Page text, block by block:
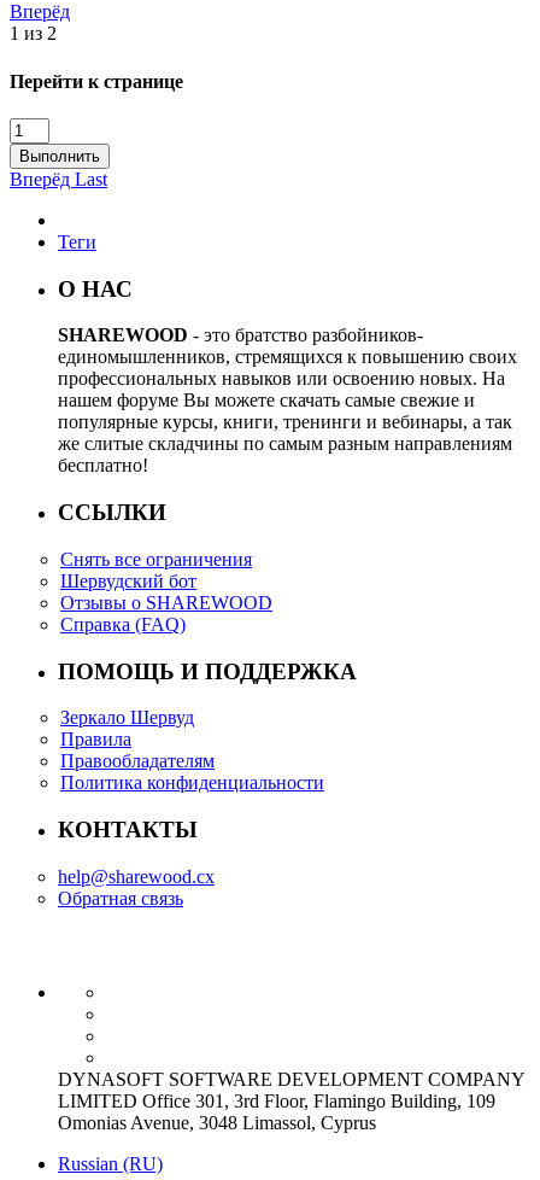
Вперёд
1 из 2
Перейти к странице
Выполнить
Вперёд Last
Теги
О НАС
SHAREWOOD - это братство разбойников-
единомышленников, стремящихся к повышению своих
профессиональных навыков или освоению новых. На
нашем форуме Вы можете скачать самые свежие и
популярные курсы, книги, тренинги и вебинары, а так
же слитые складчины по самым разным направлениям
бесплатно!
ССЫЛКИ
Снять все ограничения
Шервудский бот
Отзывы о SHAREWOOD
Справка (FAQ)
ПОМОЩЬ И ПОДДЕРЖКА
Зеркало Шервуд
Правила
Правообладателям
Политика конфиденциальности
КОНТАКТЫ
help@sharewood.cx
Обратная связь
DYNASOFT SOFTWARE DEVELOPMENT COMPANY
LIMITED Office 301, 3rd Floor, Flamingo Building, 109
Omonias Avenue, 3048 Limassol, Cyprus
Russian (RU)